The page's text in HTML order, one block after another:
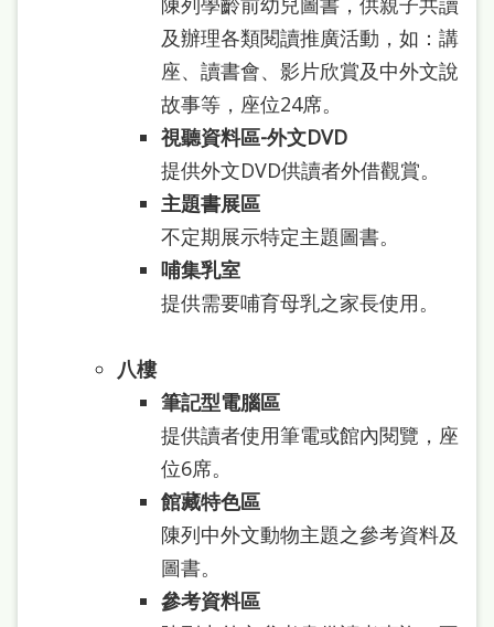
及辦理各類閱讀推廣活動，如：講
座、讀書會、影片欣賞及中外文說
故事等，座位24席。
視聽資料區-外文DVD
提供外文DVD供讀者外借觀賞。
主題書展區
不定期展示特定主題圖書。
哺集乳室
提供需要哺育母乳之家長使用。
八樓
筆記型電腦區
提供讀者使用筆電或館內閱覽，座
位6席。
館藏特色區
陳列中外文動物主題之參考資料及
圖書。
參考資料區